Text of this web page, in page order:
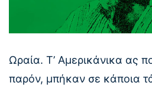
Ωραία. Τ’ Αμερικάνικα ας
παρόν, μπήκαν σε κάποια